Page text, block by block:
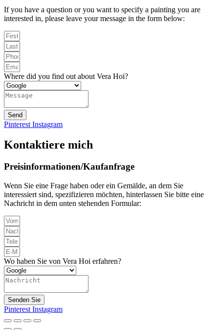
If you have a question or you want to specify a painting you are
interested in, please leave your message in the form below:
Where did you find out about Vera Hoi?
Send
Pinterest Instagram
Kontaktiere mich
Preisinformationen/Kaufanfrage
Wenn Sie eine Frage haben oder ein Gemälde, an dem Sie
interessiert sind, spezifizieren möchten, hinterlassen Sie bitte eine
Nachricht in dem unten stehenden Formular:
Wo haben Sie von Vera Hoi erfahren?
Senden Sie
Pinterest Instagram